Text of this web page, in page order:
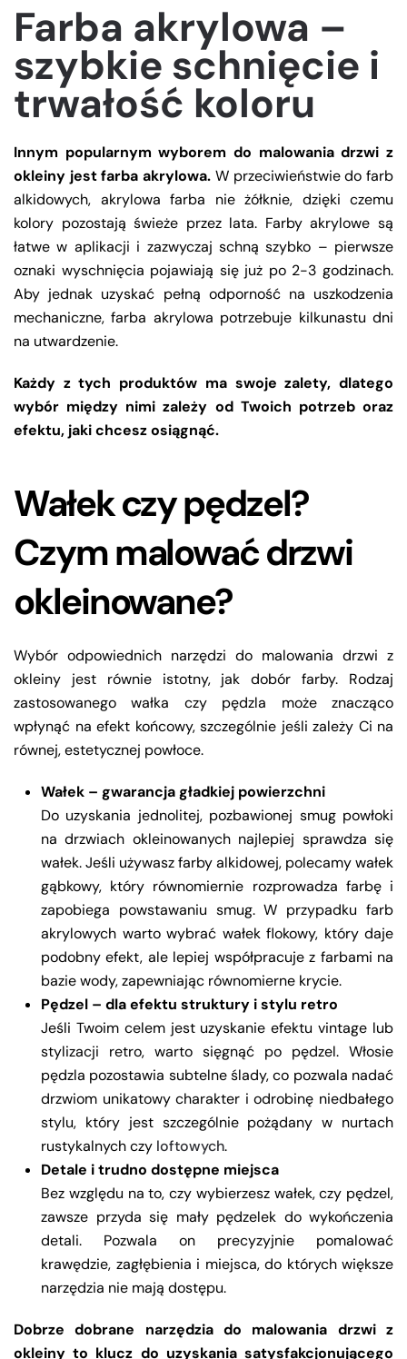
Farba akrylowa –
szybkie schnięcie i
trwałość koloru
Innym popularnym wyborem do malowania drzwi z
okleiny jest farba akrylowa. W przeciwieństwie do farb
alkidowych, akrylowa farba nie żółknie, dzięki czemu
kolory pozostają świeże przez lata. Farby akrylowe są
łatwe w aplikacji i zazwyczaj schną szybko – pierwsze
oznaki wyschnięcia pojawiają się już po 2-3 godzinach.
Aby jednak uzyskać pełną odporność na uszkodzenia
mechaniczne, farba akrylowa potrzebuje kilkunastu dni
na utwardzenie.
Każdy z tych produktów ma swoje zalety, dlatego
wybór między nimi zależy od Twoich potrzeb oraz
efektu, jaki chcesz osiągnąć.
Wałek czy pędzel?
Czym malować drzwi
okleinowane?
Wybór odpowiednich narzędzi do malowania drzwi z
okleiny jest równie istotny, jak dobór farby. Rodzaj
zastosowanego wałka czy pędzla może znacząco
wpłynąć na efekt końcowy, szczególnie jeśli zależy Ci na
równej, estetycznej powłoce.
Wałek – gwarancja gładkiej powierzchni
Do uzyskania jednolitej, pozbawionej smug powłoki
na drzwiach okleinowanych najlepiej sprawdza się
wałek. Jeśli używasz farby alkidowej, polecamy wałek
gąbkowy, który równomiernie rozprowadza farbę i
zapobiega powstawaniu smug. W przypadku farb
akrylowych warto wybrać wałek flokowy, który daje
podobny efekt, ale lepiej współpracuje z farbami na
bazie wody, zapewniając równomierne krycie.
Pędzel – dla efektu struktury i stylu retro
Jeśli Twoim celem jest uzyskanie efektu vintage lub
stylizacji retro, warto sięgnąć po pędzel. Włosie
pędzla pozostawia subtelne ślady, co pozwala nadać
drzwiom unikatowy charakter i odrobinę niedbałego
stylu, który jest szczególnie pożądany w nurtach
rustykalnych czy loftowych.
Detale i trudno dostępne miejsca
Bez względu na to, czy wybierzesz wałek, czy pędzel,
zawsze przyda się mały pędzelek do wykończenia
detali. Pozwala on precyzyjnie pomalować
krawędzie, zagłębienia i miejsca, do których większe
narzędzia nie mają dostępu.
Dobrze dobrane narzędzia do malowania drzwi z
okleiny to klucz do uzyskania satysfakcjonującego